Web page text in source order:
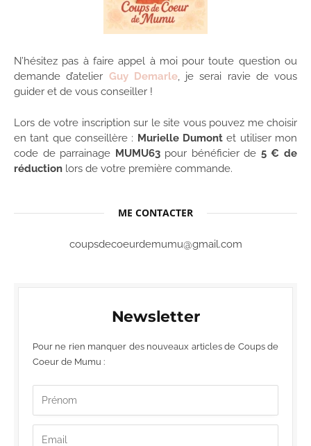
N’hésitez pas à faire appel à moi pour toute question ou
demande d’atelier Guy Demarle, je serai ravie de vous
guider et de vous conseiller !
Lors de votre inscription sur le site vous pouvez me choisir
en tant que conseillère : Murielle Dumont et utiliser mon
code de parrainage MUMU63pour bénéficier de 5 € de
réduction lors de votre première commande.
ME CONTACTER
coupsdecoeurdemumu@gmail.com
Newsletter
Pour ne rien manquer des nouveaux articles de Coups de
Coeur de Mumu :